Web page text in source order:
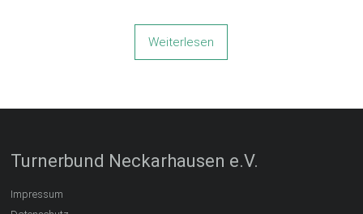
Weiterlesen
Turnerbund Neckarhausen e.V.
Impressum